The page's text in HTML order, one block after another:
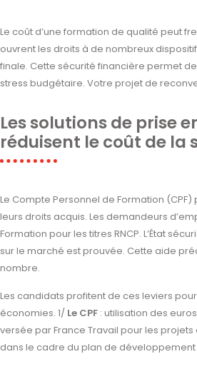
Le coût d’une formation de qualité peut
ouvrent les droits à de nombreux
finale. Cette sécurité financière permet
stress budgétaire. Votre projet de
Les solutions de prise
réduisent le coût de la
Le Compte Personnel de Formation
leurs droits acquis. Les demandeurs
Formation pour les titres RNCP. L’État
sur le marché est prouvée. Cette aide
nombre.
Les candidats profitent de ces leviers
économies. 1/ Le CPF : utilisation des
versée par France Travail pour les projets
dans le cadre du plan de